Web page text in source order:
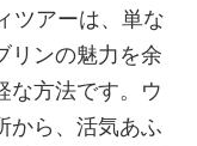
ツアーは、単な
リンの魅力を余
な方法です。ウ
から、活気あふ